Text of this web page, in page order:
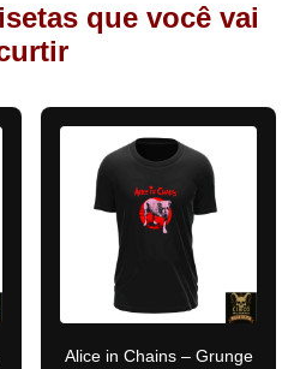
que você vai
Alice in Chains – Grunge